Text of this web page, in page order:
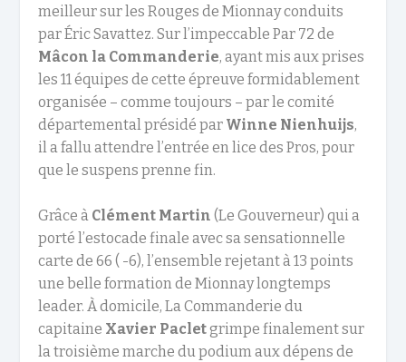
meilleur sur les Rouges de Mionnay conduits
par Éric Savattez. Sur l’impeccable Par 72 de
Mâcon la Commanderie, ayant mis aux prises
les 11 équipes de cette épreuve formidablement
organisée – comme toujours – par le comité
départemental présidé par Winne Nienhuijs,
il a fallu attendre l’entrée en lice des Pros, pour
que le suspens prenne fin.
Grâce à Clément Martin (Le Gouverneur) qui a
porté l’estocade finale avec sa sensationnelle
carte de 66 ( -6), l’ensemble rejetant à 13 points
une belle formation de Mionnay longtemps
leader. À domicile, La Commanderie du
capitaine Xavier Pacletgrimpe finalement sur
la troisième marche du podium aux dépens de